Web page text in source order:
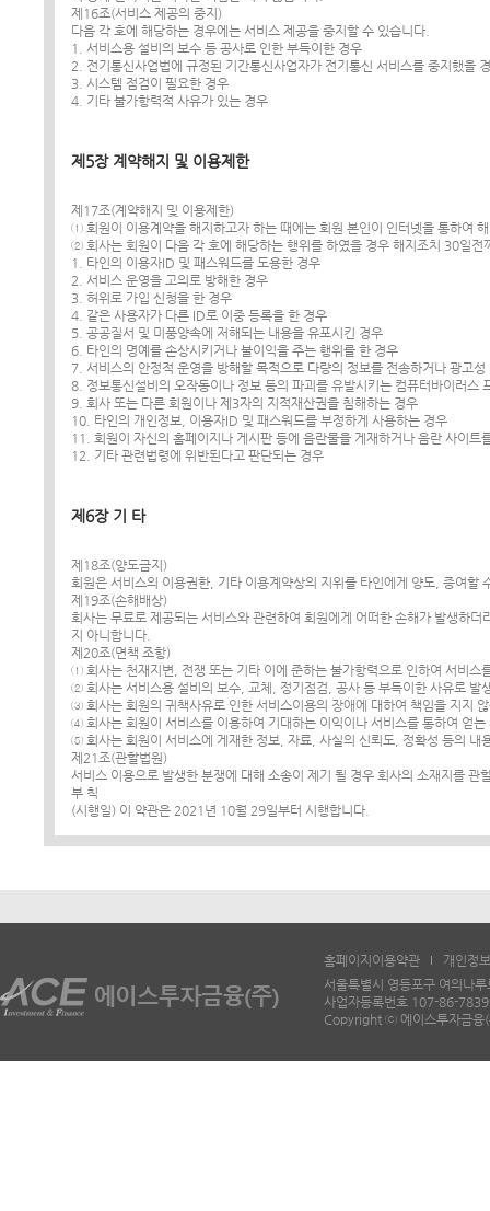
제16조(서비스 제공의 중지)
다음 각 호에 해당하는 경우에는 서비스 제공을 중지할 수 있습니다.
1. 서비스용 설비의 보수 등 공사로 인한 부득이한 경우
2. 전기통신사업법에 규정된 기간통신사업자가 전기통신 서비스를 중지했을
3. 시스템 점검이 필요한 경우
4. 기타 불가항력적 사유가 있는 경우
제5장 계약해지 및 이용제한
제17조(계약해지 및 이용제한)
① 회원이 이용계약을 해지하고자 하는 때에는 회원 본인이 인터넷을 통하여
② 회사는 회원이 다음 각 호에 해당하는 행위를 하였을 경우 해지조치 30일
1. 타인의 이용자ID 및 패스워드를 도용한 경우
2. 서비스 운영을 고의로 방해한 경우
3. 허위로 가입 신청을 한 경우
4. 같은 사용자가 다른 ID로 이중 등록을 한 경우
5. 공공질서 및 미풍양속에 저해되는 내용을 유포시킨 경우
6. 타인의 명예를 손상시키거나 불이익을 주는 행위를 한 경우
7. 서비스의 안정적 운영을 방해할 목적으로 다량의 정보를 전송하거나 광고
8. 정보통신설비의 오작동이나 정보 등의 파괴를 유발시키는 컴퓨터바이러스
9. 회사 또는 다른 회원이나 제3자의 지적재산권을 침해하는 경우
10. 타인의 개인정보, 이용자ID 및 패스워드를 부정하게 사용하는 경우
11. 회원이 자신의 홈페이지나 게시판 등에 음란물을 게재하거나 음란 사이트
12. 기타 관련법령에 위반된다고 판단되는 경우
제6장 기 타
제18조(양도금지)
회원은 서비스의 이용권한, 기타 이용계약상의 지위를 타인에게 양도, 증여할
제19조(손해배상)
회사는 무료로 제공되는 서비스와 관련하여 회원에게 어떠한 손해가 발생하
지 아니합니다.
제20조(면책 조항)
① 회사는 천재지변, 전쟁 또는 기타 이에 준하는 불가항력으로 인하여 서비스
② 회사는 서비스용 설비의 보수, 교체, 정기점검, 공사 등 부득이한 사유로 발
③ 회사는 회원의 귀책사유로 인한 서비스이용의 장애에 대하여 책임을 지지
④ 회사는 회원이 서비스를 이용하여 기대하는 이익이나 서비스를 통하여 얻
⑤ 회사는 회원이 서비스에 게재한 정보, 자료, 사실의 신뢰도, 정확성 등의 내
제21조(관할법원)
서비스 이용으로 발생한 분쟁에 대해 소송이 제기 될 경우 회사의 소재지를
부 칙
(시행일) 이 약관은 2021년 10월 29일부터 시행합니다.
홈페이지이용약관
개인정
서울특별시 영등포구 여의나
사업자등록번호 107-86-
Copyright ⓒ 에이스투자금